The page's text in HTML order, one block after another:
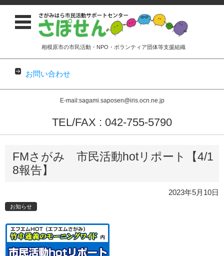
相模原市の市民活動・NPO・ボランティア団体等支援組織
お問い合わせ
E-mail:sagami.saposen@iris.ocn.ne.jp
TEL/FAX : 042-755-5790
コンテンツに移動
FMさがみ 市民活動hotリポート【4/1
8報告】
2023年5月10日
お知らせ